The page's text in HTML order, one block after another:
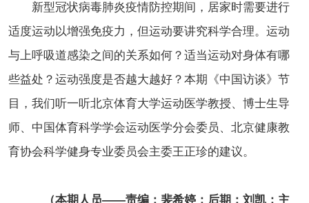
新型冠状病毒肺炎疫情防控期间，居家时需要进行
适度运动以增强免疫力，但运动要讲究科学合理。运动
与上呼吸道感染之间的关系如何？适当运动对身体有哪
些益处？运动强度是否越大越好？本期《中国访谈》节
目，我们听一听北京体育大学运动医学教授、博士生导
师、中国体育科学学会运动医学分会委员、北京健康教
育协会科学健身专业委员会主委王正珍的建议。
（本期人员——责编：裴希婷；后期：刘凯；主